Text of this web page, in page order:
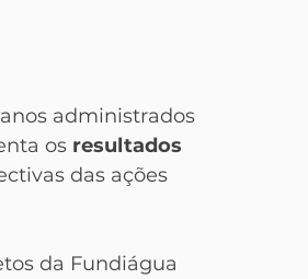
administrados
os resultados
das ações
da Fundiágua